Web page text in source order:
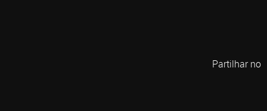
Partilhar no